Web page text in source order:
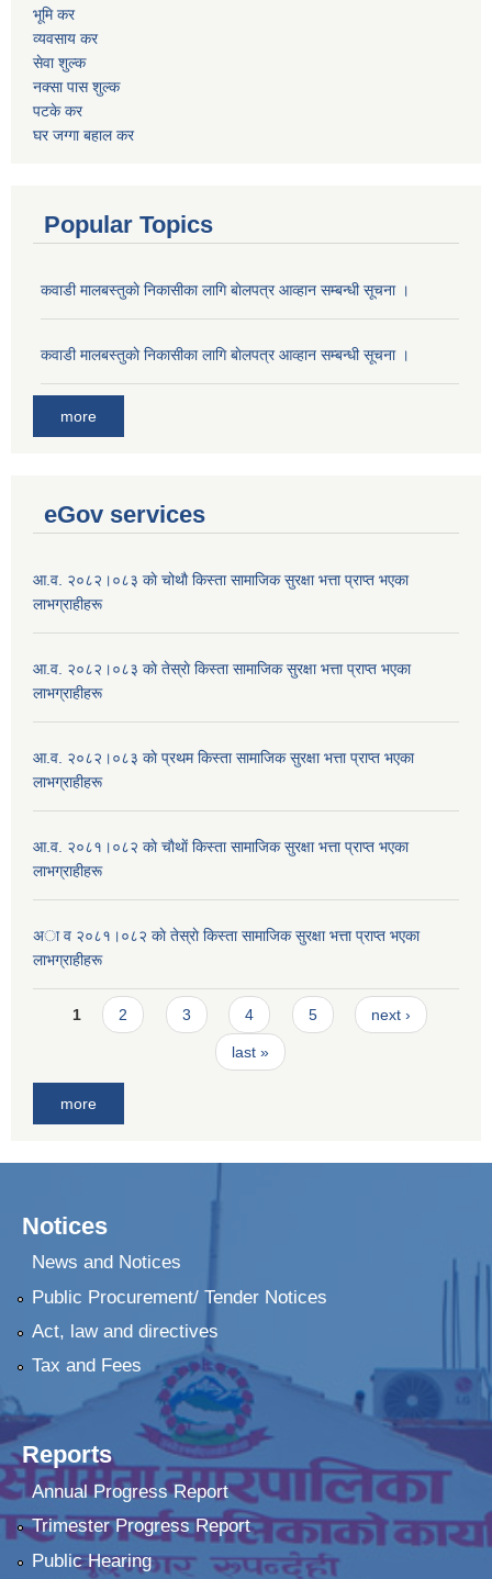
भूमि कर
व्यवसाय कर
सेवा शुल्क
नक्सा पास शुल्क
पटके कर
घर जग्गा बहाल कर
Popular Topics
कवाडी मालबस्तुकाे निकासीका लागि बाेलपत्र आव्हान सम्बन्धी सूचना ।
कवाडी मालबस्तुकाे निकासीका लागि बाेलपत्र आव्हान सम्बन्धी सूचना ।
more
eGov services
आ.व. २०८२।०८३ काे चोथाै‌ किस्ता सामाजिक सुरक्षा भत्ता प्राप्त भएका
लाभग्राहीहरू
आ.व. २०८२।०८३ काे तेस्राे किस्ता सामाजिक सुरक्षा भत्ता प्राप्त भएका
लाभग्राहीहरू
आ.व. २०८२।०८३ काे प्रथम किस्ता सामाजिक सुरक्षा भत्ता प्राप्त भएका
लाभग्राहीहरू
आ.व. २०८१।०८२ काे चाैथाें किस्ता सामाजिक सुरक्षा भत्ता प्राप्त भएका
लाभग्राहीहरू
अा व २०८१।०८२ काे तेस्राे किस्ता सामाजिक सुरक्षा भत्ता प्राप्त भएका
लाभग्राहीहरू
Pages
1 2 3 4 5 next ›
last »
more
Notices
News and Notices
Public Procurement/ Tender Notices
Act, law and directives
Tax and Fees
Reports
Annual Progress Report
Trimester Progress Report
Public Hearing